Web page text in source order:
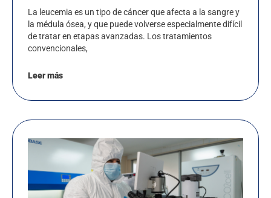
La leucemia es un tipo de cáncer que afecta a la sangre y
la médula ósea, y que puede volverse especialmente difícil
de tratar en etapas avanzadas. Los tratamientos
convencionales,
Leer más